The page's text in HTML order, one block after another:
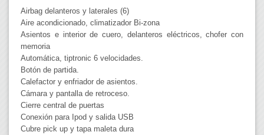
Airbag delanteros y laterales (6)
Aire acondicionado, climatizador Bi-zona
Asientos e interior de cuero, delanteros eléctricos, chofer con
memoria
Automática, tiptronic 6 velocidades.
Botón de partida.
Calefactor y enfriador de asientos.
Cámara y pantalla de retroceso.
Cierre central de puertas
Conexión para Ipod y salida USB
Cubre pick up y tapa maleta dura